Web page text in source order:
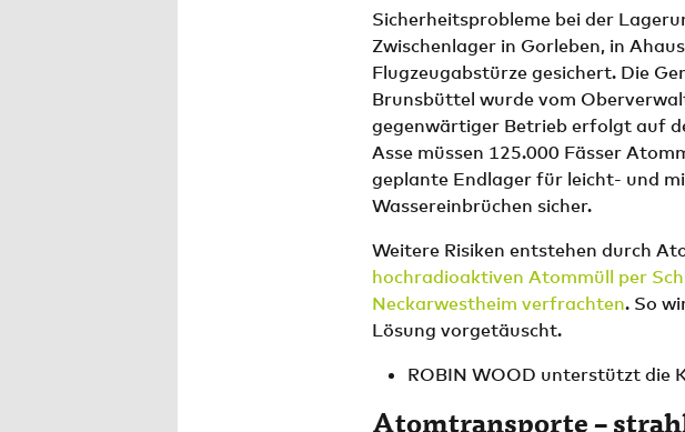
Sicherheitsprobleme bei der
Zwischenlager in Gorleben, in
Flugzeugabstürze gesichert. Die
Brunsbüttel wurde vom
gegenwärtiger Betrieb erfolgt auf
Asse müssen 125.000 Fässer
geplante Endlager für leicht- und
Wassereinbrüchen sicher.
Weitere Risiken entstehen durch
hochradioaktiven Atommüll per
Neckarwestheim verfrachten. So
Lösung vorgetäuscht.
ROBIN WOOD unterstützt die
Atomtransporte –